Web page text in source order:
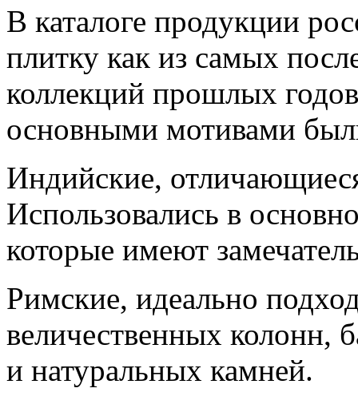
В каталоге продукции
плитку как из самых
коллекций прошлых
основными мотивами
Индийские,
Использовались в
которые имеют
Римские, идеально
величественных колонн,
и натуральных камней.